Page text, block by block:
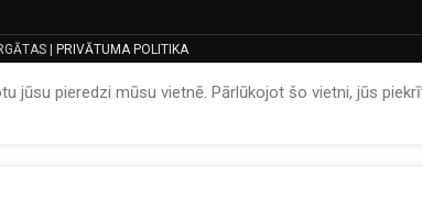
| PRIVĀTUMA POLITIKA
jūsu pieredzi mūsu vietnē. Pārlūkojot šo vietni, jūs